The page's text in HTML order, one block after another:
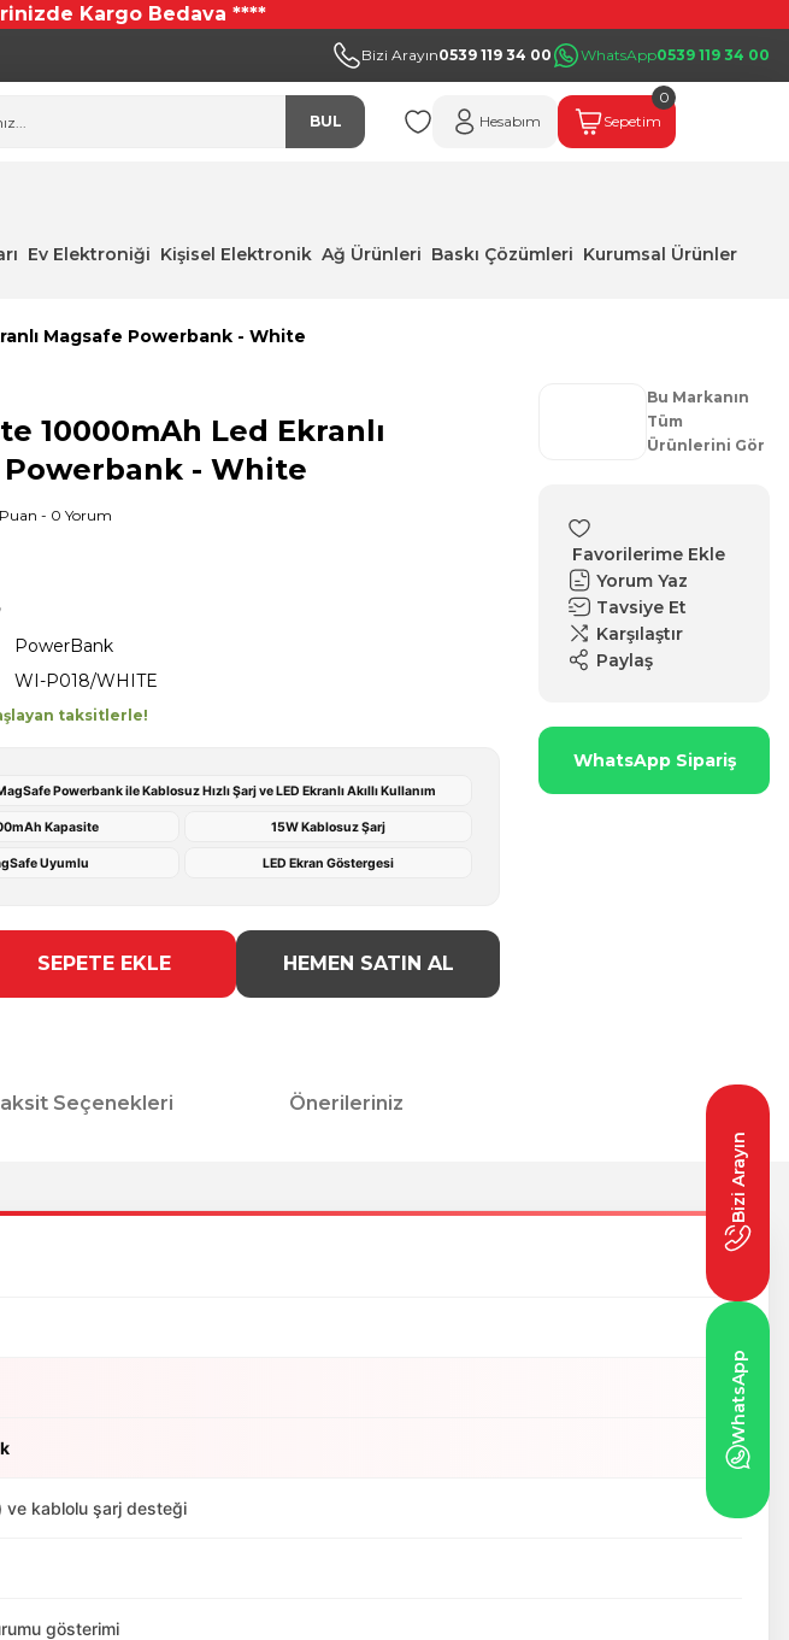
Kargo Bedava ****
Bizi Arayın0539 119 34 00 WhatsApp0539 119 34 00
BUL Hesabım Sepetim
0
Ev Elektroniği Kişisel Elektronik Ağ Ürünleri Baskı Çözümleri Kurumsal Ürünler
Magsafe Powerbank - White
10000mAh Led Ekranlı
Powerbank - White
- 0 Yorum
PowerBank
WI-P018/WHITE
taksitlerle!
Powerbank ile Kablosuz Hızlı Şarj ve LED Ekranlı Akıllı Kullanım
Kapasite 15W Kablosuz Şarj
Uyumlu LED Ekran Göstergesi
SEPETE EKLE HEMEN SATIN AL
Bu Markanın
Tüm
Ürünlerini Gör
Yorum Yaz
Tavsiye Et
Karşılaştır
Paylaş
WhatsApp Sipariş
Seçenekleri Önerileriniz
ve kablolu şarj desteği
gösterimi
Bizi Arayın
WhatsApp